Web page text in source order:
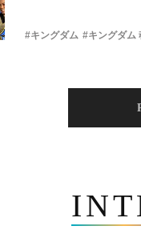
#キングダム #キングダム